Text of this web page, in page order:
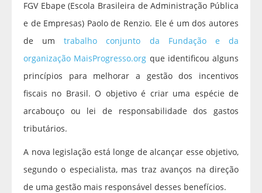
FGV Ebape (Escola Brasileira de Administração Pública
e de Empresas) Paolo de Renzio. Ele é um dos autores
de umtrabalho conjunto da Fundação e da
organização MaisProgresso.org que identificou alguns
princípios para melhorar a gestão dos incentivos
fiscais no Brasil. O objetivo é criar uma espécie de
arcabouço ou lei de responsabilidade dos gastos
tributários.
A nova legislação está longe de alcançar esse objetivo,
segundo o especialista, mas traz avanços na direção
de uma gestão mais responsável desses benefícios.